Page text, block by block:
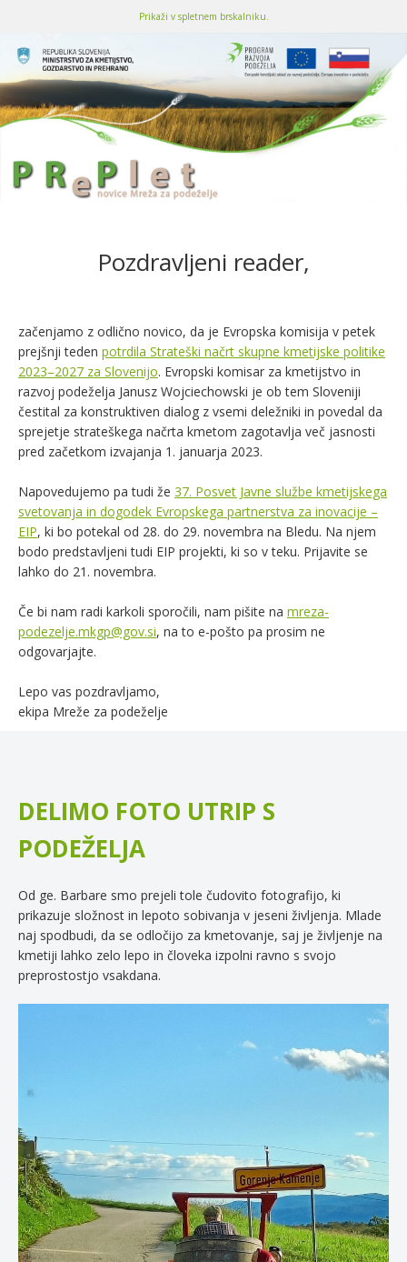
Prikaži v spletnem brskalniku.
Pozdravljeni reader,
začenjamo z odlično novico, da je Evropska komisija v petek
prejšnji teden potrdila Strateški načrt skupne kmetijske politike
2023–2027 za Slovenijo. Evropski komisar za kmetijstvo in
razvoj podeželja Janusz Wojciechowski je ob tem Sloveniji
čestital za konstruktiven dialog z vsemi deležniki in povedal da
sprejetje strateškega načrta kmetom zagotavlja več jasnosti
pred začetkom izvajanja 1. januarja 2023.
Napovedujemo pa tudi že 37. Posvet Javne službe kmetijskega
svetovanja in dogodek Evropskega partnerstva za inovacije –
EIP, ki bo potekal od 28. do 29. novembra na Bledu. Na njem
bodo predstavljeni tudi EIP projekti, ki so v teku. Prijavite se
lahko do 21. novembra.
Če bi nam radi karkoli sporočili, nam pišite na mreza-
podezelje.mkgp@gov.si, na to e-pošto pa prosim ne
odgovarjajte.
Lepo vas pozdravljamo,
ekipa Mreže za podeželje
DELIMO FOTO UTRIP S
PODEŽELJA
Od ge. Barbare smo prejeli tole čudovito fotografijo, ki
prikazuje složnost in lepoto sobivanja v jeseni življenja. Mlade
naj spodbudi, da se odločijo za kmetovanje, saj je življenje na
kmetiji lahko zelo lepo in človeka izpolni ravno s svojo
preprostostjo vsakdana.